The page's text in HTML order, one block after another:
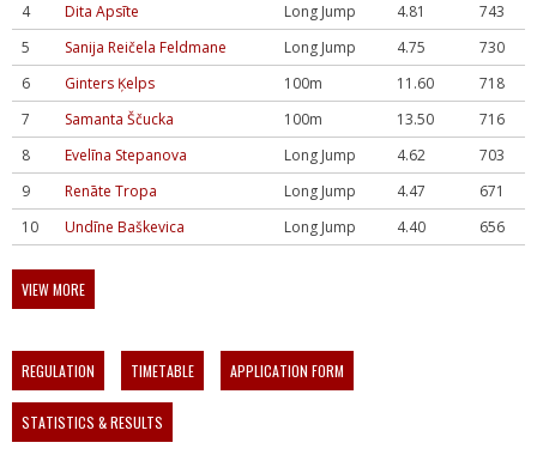
4
Dita Apsīte Long Jump 4.81
743
5
Sanija Reičela Feldmane Long Jump 4.75
730
6
Ginters Ķelps 100m 11.60
718
7
Samanta Ščucka 100m 13.50
716
8
Evelīna Stepanova Long Jump 4.62
703
9
Renāte Tropa Long Jump 4.47
671
10
Undīne Baškevica Long Jump 4.40 656
VIEW MORE
REGULATION TIMETABLE APPLICATION FORM
STATISTICS & RESULTS